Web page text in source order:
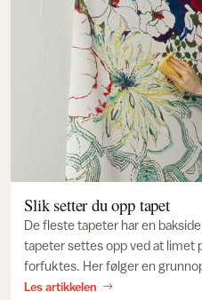
Slik setter du opp tapet
De fleste tapeter har en
tapeter settes opp ved at limet
forfuktes. Her følger en
tapeter.
Les artikkelen